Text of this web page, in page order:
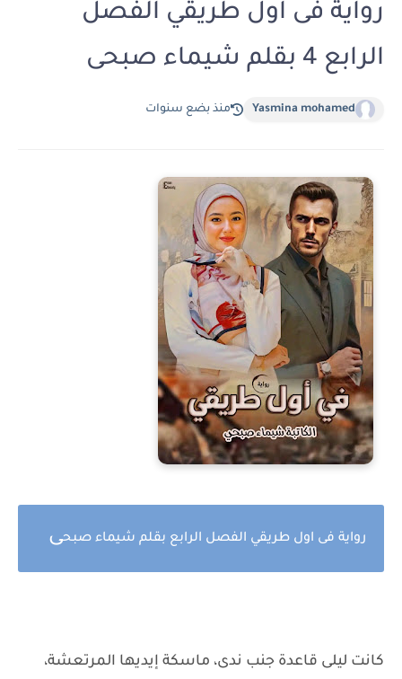
رواية فى اول طريقي الفصل
الرابع 4 بقلم شيماء صبحى
Yasmina mohamed منذ بضع سنوات
رواية فى اول طريقي الفصل الرابع بقلم شيماء صبحى
كانت ليلى قاعدة جنب ندى، ماسكة إيديها المرتعشة،